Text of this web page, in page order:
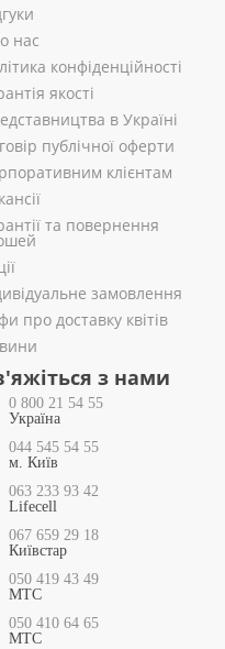
нас
конфіденційності
якості
в Україні
публічної оферти
клієнтам
та повернення
замовлення
про доставку квітів
з нами
0 800 21 54 55
Україна
044 545 54 55
м. Київ
063 233 93 42
Lifecell
067 659 29 18
Київстар
050 419 43 49
МТС
050 410 64 65
МТС